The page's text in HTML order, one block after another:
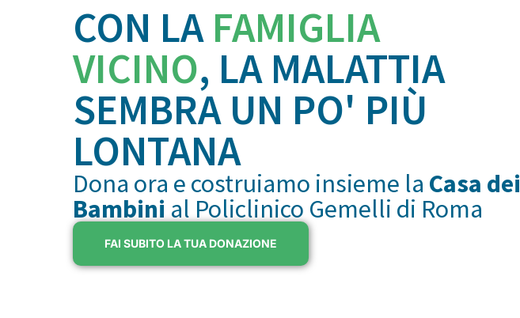
CON LA FAMIGLIA
VICINO, LA MALATTIA
SEMBRA UN PO' PIÙ
LONTANA
Dona ora e costruiamo insieme la Casa dei
Bambini al Policlinico Gemelli di Roma
FAI SUBITO LA TUA DONAZIONE